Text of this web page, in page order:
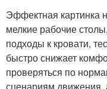
Эффектная картинка
мелкие рабочие
подходы к кровати,
быстро снижает
проверяться по